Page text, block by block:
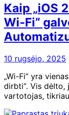
Kaip „iOS
Wi-Fi“
10 rugsėjo, 2025
„Wi-Fi“ yra
dirbti“. Vis dėlto,
vartotojas,